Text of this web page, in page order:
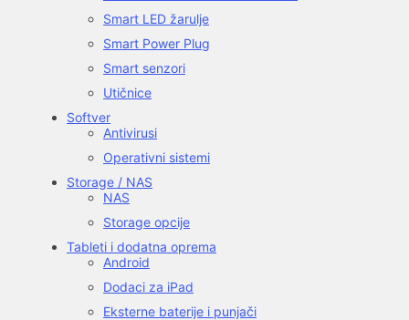
Smart LED žarulje
Smart Power Plug
Smart senzori
Utičnice
Softver
Antivirusi
Operativni sistemi
Storage / NAS
NAS
Storage opcije
Tableti i dodatna oprema
Android
Dodaci za iPad
Eksterne baterije i punjači